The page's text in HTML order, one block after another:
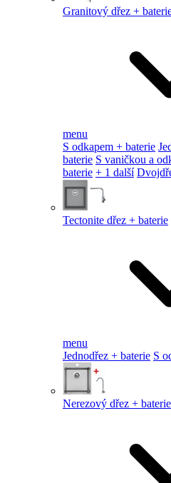
Granitový dřez +
menu
S odkapem + baterie
baterie S vaničkou a
baterie + 1 další
Tectonite dřez + baterie
menu
Jednodřez + baterie S
Nerezový dřez + baterie